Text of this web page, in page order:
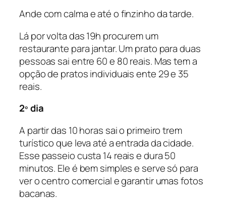
Ande com calma e até o finzinho da tarde.
Lá por volta das 19h procurem um
restaurante para jantar. Um prato para duas
pessoas sai entre 60 e 80 reais. Mas tem a
opção de pratos individuais ente 29 e 35
reais.
2º dia
A partir das 10 horas sai o primeiro trem
turístico que leva até a entrada da cidade.
Esse passeio custa 14 reais e dura 50
minutos. Ele é bem simples e serve só para
ver o centro comercial e garantir umas fotos
bacanas.